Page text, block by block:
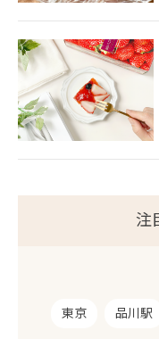
注
東京 品川駅